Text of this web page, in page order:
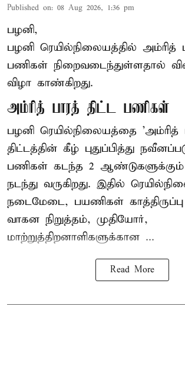
Published on: 08 Aug 2026, 1:36 pm
பழனி,
பழனி ரெயில்நிலையத்தில் அம்ரித்
பணிகள் நிறைவடைந்துள்ளதால்
விழா காண்கிறது.
அம்ரித் பாரத் திட்ட பணிகள்
பழனி ரெயில்நிலையத்தை 'அம்ரித்
திட்டத்தின் கீழ் புதுப்பித்து
பணிகள் கடந்த 2
நடந்து வருகிறது. இதில்
நடைமேடை, பயணிகள்
வாகன நிறுத்தம், முதியோர்,
மாற்றுத்திறனாளிகளுக்கான ...
Read More